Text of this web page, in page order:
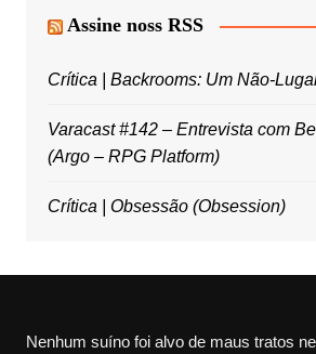
Assine noss RSS
Crítica | Backrooms: Um Não-
Varacast #142 – Entrevista com
(Argo – RPG Platform)
Crítica | Obsessão (Obsession)
Nenhum suíno foi alvo de maus tratos